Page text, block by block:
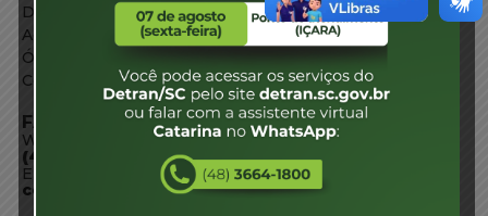
Diário Oficial
Acesso à Informação
Órgãos do Governo
Conheça SC
FALE CONOSCO
WhatsApp:
(48) 3664-1800
E-mail:
centraldeinformacoes@detran.sc.gov.br